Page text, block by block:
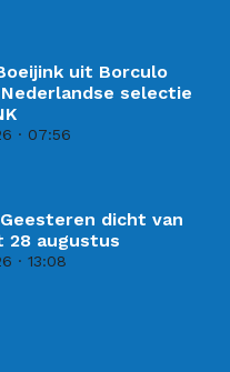
uit Borculo
selectie
07:56
dicht van
28 augustus
13:08